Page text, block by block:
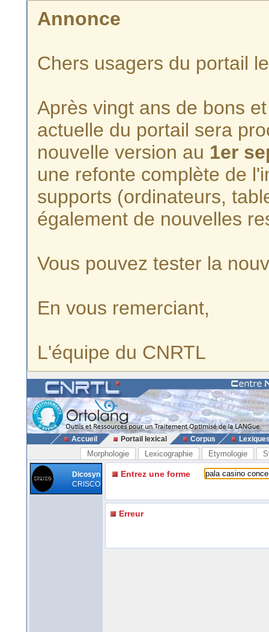
Annonce
Chers usagers du portail
Après vingt ans de bons
actuelle du portail sera
nouvelle version au 1er
une refonte complète de
supports (ordinateurs,
également de nouvelles
Vous pouvez tester la
En vous remerciant,
L'équipe du CNRTL
Accueil Portail lexical Corpus
Morphologie Lexicographie Etymologie
Dicosyn
CRISCO
Entrez une forme
Erreur